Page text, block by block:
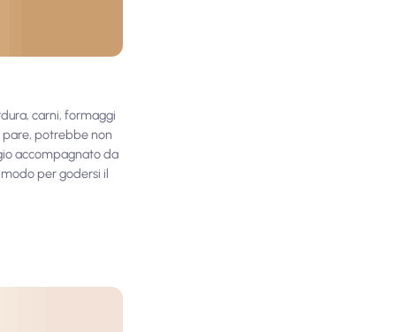
carni, formaggi
potrebbe non
accompagnato da
per godersi il